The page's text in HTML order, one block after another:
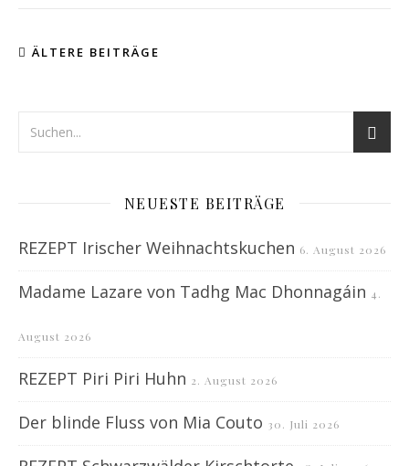
ÄLTERE BEITRÄGE
NEUESTE BEITRÄGE
REZEPT Irischer Weihnachtskuchen 6. August 2026
Madame Lazare von Tadhg Mac Dhonnagáin 4.
August 2026
REZEPT Piri Piri Huhn 2. August 2026
Der blinde Fluss von Mia Couto 30. Juli 2026